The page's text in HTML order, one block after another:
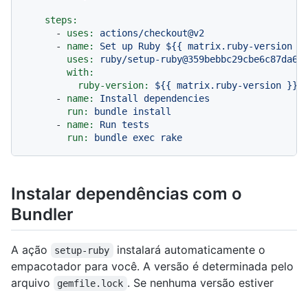
steps:
-
uses:
actions/checkout@v2
-
name: Set up Ruby ${{ matrix.ruby-version
uses:
ruby/setup-
with:
ruby-version:
${{ matrix.ruby-version }}
-
name: Install
dependencies
run:
bundle install
-
name: Run tests
run:
bundle exec rake
Instalar dependências com o
Bundler
A ação setup-ruby
instalará automaticamente o
empacotador para você. A versão é determinada pelo
arquivo
gemfile.lock . Se nenhuma versão estiver